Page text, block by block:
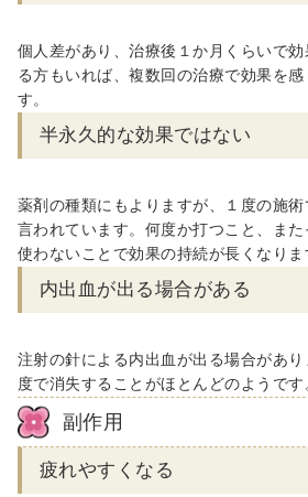
個人差があり、治療後１か月くらいで
る方もいれば、複数回の治療で効果を
す。
半永久的な効果ではない
薬剤の種類にもよりますが、１度の施
言われています。何度か打つこと、ま
使わないことで効果の持続が長くなりま
内出血が出る場合がある
注射の針による内出血が出る場合があ
度で消失することがほとんどのようです
副作用
疲れやすくなる